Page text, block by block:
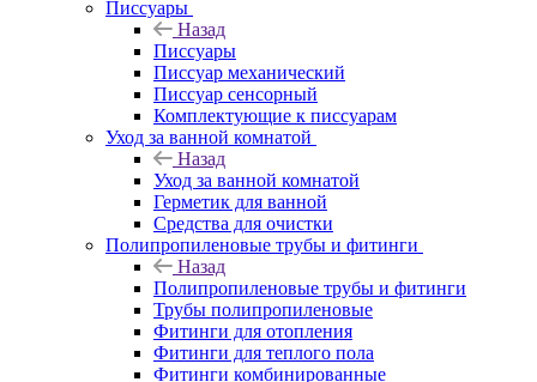
Писсуары
Назад
Писсуары
Писсуар механический
Писсуар сенсорный
Комплектующие к писсуарам
Уход за ванной комнатой
Назад
Уход за ванной комнатой
Герметик для ванной
Средства для очистки
Полипропиленовые трубы и фитинги
Назад
Полипропиленовые трубы и фитинги
Трубы полипропиленовые
Фитинги для отопления
Фитинги для теплого пола
Фитинги комбинированные